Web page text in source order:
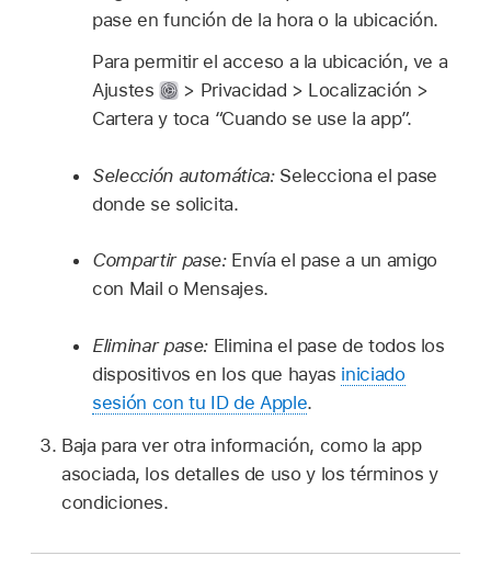
pase en función de la hora o la ubicación.
Para permitir el acceso a la ubicación, ve a
Ajustes
> Privacidad > Localización >
Cartera y toca “Cuando se use la app”.
Selección automática:Selecciona el pase
donde se solicita.
Compartir pase:Envía el pase a un amigo
con Mail o Mensajes.
Eliminar pase: Elimina el pase de todos los
dispositivos en los que hayas iniciado
sesión con tu ID de Apple.
Baja para ver otra información, como la app
asociada, los detalles de uso y los términos y
condiciones.